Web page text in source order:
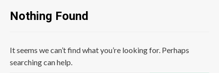
Nothing Found
It seems we can’t find what you’re looking for. Perhaps
searching can help.